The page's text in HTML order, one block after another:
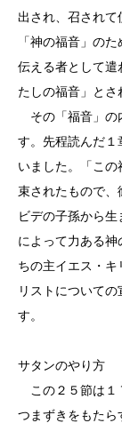
出され、召されて
「神の福音」の
伝える者として遣
たしの福音」とさ
その「福音」の
す。先程読んだ１
いました。「こ
束されたもので
ビデの子孫から
によって力ある
ちの主イエス・
リストについて
す。
サタンのやり方
この２５節は１
つまずきをもたら